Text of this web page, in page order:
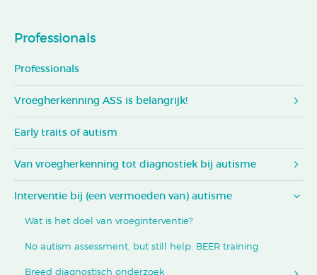
Professionals
Professionals
Vroegherkenning ASS is belangrijk!
Early traits of autism
Van vroegherkenning tot diagnostiek bij autisme
Interventie bij (een vermoeden van) autisme
Wat is het doel van vroeginterventie?
No autism assessment, but still help: BEER training
Breed diagnostisch onderzoek